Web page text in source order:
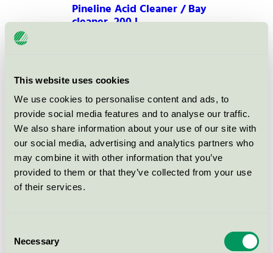
This website uses cookies
We use cookies to personalise content and ads, to
provide social media features and to analyse our traffic.
We also share information about your use of our site with
our social media, advertising and analytics partners who
may combine it with other information that you’ve
provided to them or that they’ve collected from your use
of their services.
Selection
Necessary
Pineline Acid Cleaner / Bay
cleaner, 200 l
Pineline Varmkomponentvätt /
Comp-Clean FA, 200 l
Svanen / Pineline / Industriellt rengörings- och
avfettningsmedel
Pineline Metalltvätt, 4 l
Svanen / Pineline / Industriellt rengörings- och